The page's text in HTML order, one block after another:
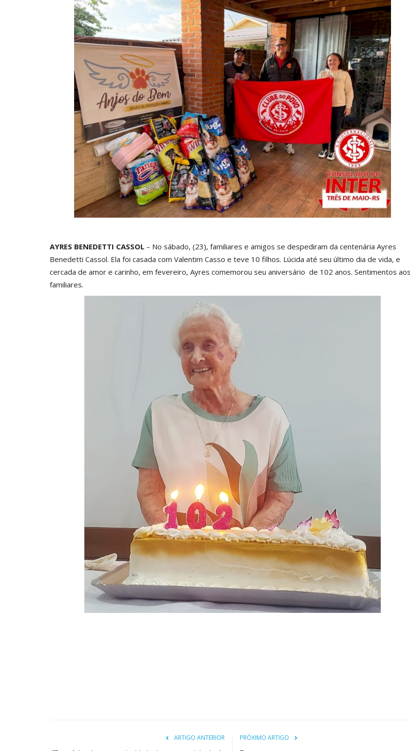
AYRES BENEDETTI CASSOL – No sábado, (23), familiares e amigos se despediram da centenária Ayres
Benedetti Cassol. Ela foi casada com Valentim Casso e teve 10 filhos. Lúcida até seu último dia de vida, e
cercada de amor e carinho, em fevereiro, Ayres comemorou seu aniversário de 102 anos. Sentimentos aos
familiares.
ARTIGO ANTERIOR PRÓXIMO ARTIGO